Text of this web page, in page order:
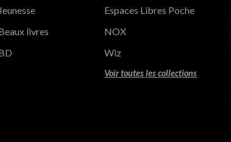
Jeunesse
livres
Espaces Libres Poche
NOX
Wiz
Voir toutes les collections